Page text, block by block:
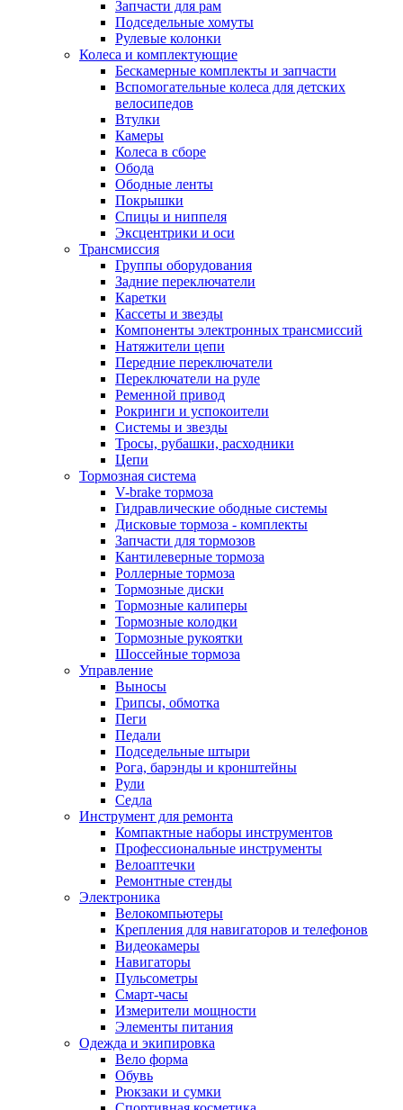
Запчасти для рам
Подседельные хомуты
Рулевые колонки
Колеса и комплектующие
Бескамерные комплекты и запчасти
Вспомогательные колеса для детских
велосипедов
Втулки
Камеры
Колеса в сборе
Обода
Ободные ленты
Покрышки
Спицы и ниппеля
Эксцентрики и оси
Трансмиссия
Группы оборудования
Задние переключатели
Каретки
Кассеты и звезды
Компоненты электронных трансмиссий
Натяжители цепи
Передние переключатели
Переключатели на руле
Ременной привод
Рокринги и успокоители
Системы и звезды
Тросы, рубашки, расходники
Цепи
Тормозная система
V-brake тормоза
Гидравлические ободные системы
Дисковые тормоза - комплекты
Запчасти для тормозов
Кантилеверные тормоза
Роллерные тормоза
Тормозные диски
Тормозные калиперы
Тормозные колодки
Тормозные рукоятки
Шоссейные тормоза
Управление
Выносы
Грипсы, обмотка
Пеги
Педали
Подседельные штыри
Рога, барэнды и кронштейны
Рули
Седла
Инструмент для ремонта
Компактные наборы инструментов
Профессиональные инструменты
Велоаптечки
Ремонтные стенды
Электроника
Велокомпьютеры
Крепления для навигаторов и телефонов
Видеокамеры
Навигаторы
Пульсометры
Смарт-часы
Измерители мощности
Элементы питания
Одежда и экипировка
Вело форма
Обувь
Рюкзаки и сумки